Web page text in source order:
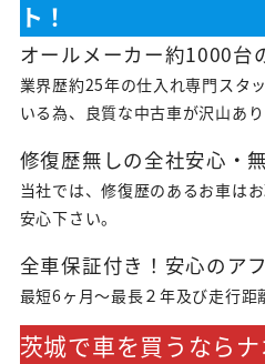
ト！
オールメーカー約1000台
業界歴約25年の仕入れ専門スタ
いる為、良質な中古車が沢山あり
修復歴無しの全社安心・
当社では、修復歴のあるお車は
安心下さい。
全車保証付き！安心のア
最短6ヶ月～最長２年及び走行距
茨城で車を買うなら